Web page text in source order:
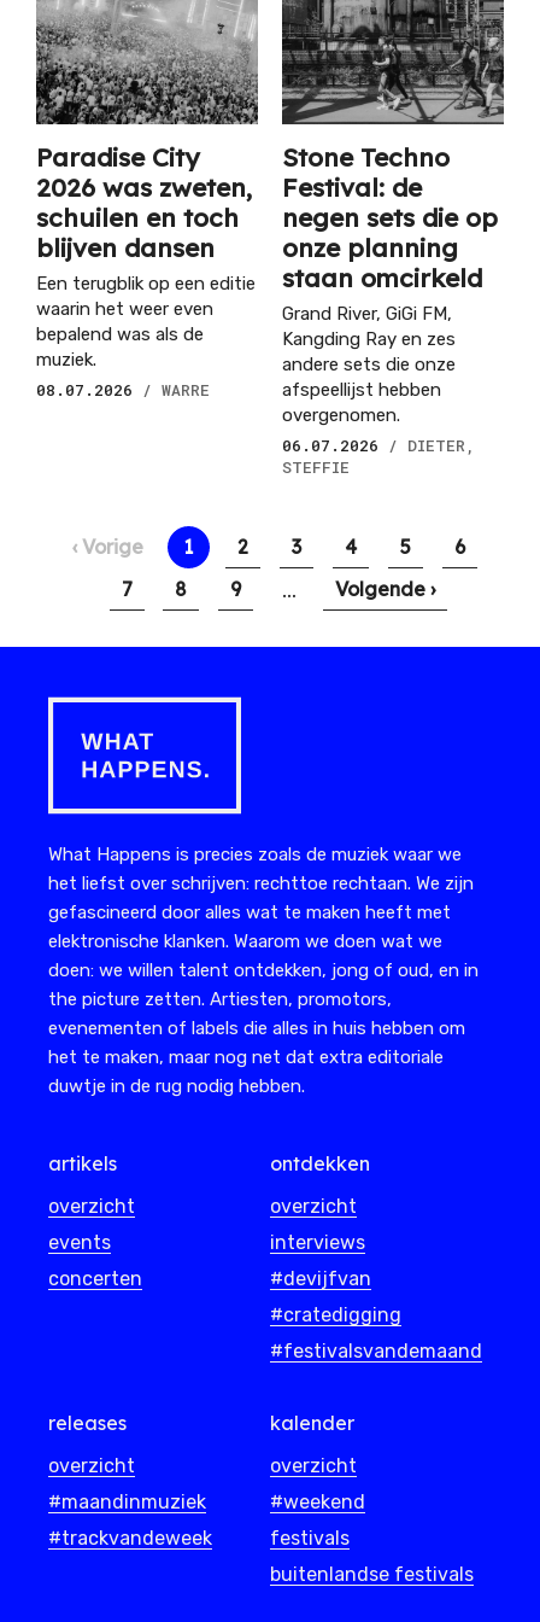
Paradise City
2026 was zweten,
schuilen en toch
blijven dansen
Een terugblik op een editie
waarin het weer even
bepalend was als de
muziek.
08.07.2026
/ WARRE
Stone Techno
Festival: de
negen sets die op
onze planning
staan omcirkeld
Grand River, GiGi FM,
Kangding Ray en zes
andere sets die onze
afspeellijst hebben
overgenomen.
06.07.2026
/ DIETER,
STEFFIE
Paginering
Vorige
pagina
‹ Vorige
Huidige
pagina
1 Pagina
2 Pagina
3 Pagina
4 Pagina
5 Pagina
6
Pagina
7 Pagina
8 Pagina
9 …
Volgende
Volgende ›
What Happens is precies zoals de muziek waar we
het liefst over schrijven: rechttoe rechtaan. We zijn
gefascineerd door alles wat te maken heeft met
elektronische klanken. Waarom we doen wat we
doen: we willen talent ontdekken, jong of oud, en in
the picture zetten. Artiesten, promotors,
evenementen of labels die alles in huis hebben om
het te maken, maar nog net dat extra editoriale
duwtje in de rug nodig hebben.
artikels
overzicht
events
concerten
ontdekken
overzicht
interviews
#devijfvan
#cratedigging
#festivalsvandemaand
releases
overzicht
#maandinmuziek
#trackvandeweek
kalender
overzicht
#weekend
festivals
buitenlandse festivals